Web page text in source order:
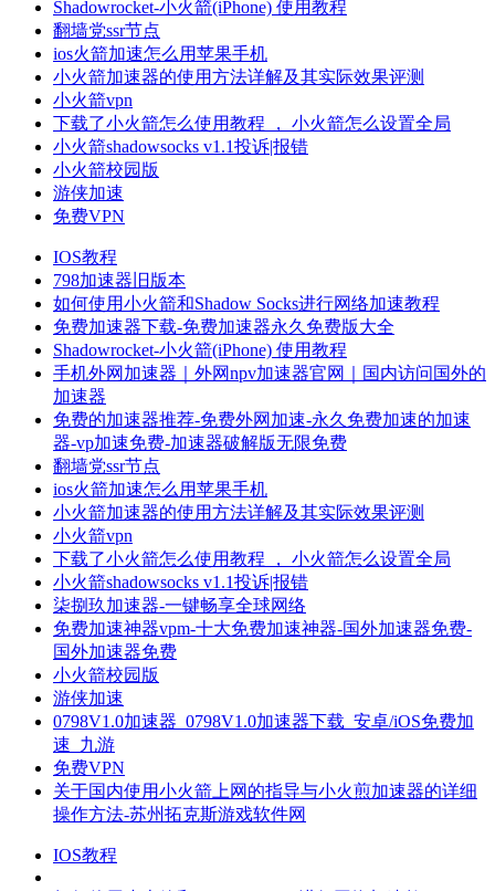
Shadowrocket-小火箭(iPhone) 使用教程
翻墙党ssr节点
ios火箭加速怎么用苹果手机
小火箭加速器的使用方法详解及其实际效果评测
小火箭vpn
下载了小火箭怎么使用教程 ， 小火箭怎么设置全局
小火箭shadowsocks v1.1投诉|报错
小火箭校园版
游侠加速
免费VPN
IOS教程
798加速器旧版本
如何使用小火箭和Shadow Socks进行网络加速教程
免费加速器下载-免费加速器永久免费版大全
Shadowrocket-小火箭(iPhone) 使用教程
手机外网加速器｜外网npv加速器官网｜国内访问国外的
加速器
免费的加速器推荐-免费外网加速-永久免费加速的加速
器-vp加速免费-加速器破解版无限免费
翻墙党ssr节点
ios火箭加速怎么用苹果手机
小火箭加速器的使用方法详解及其实际效果评测
小火箭vpn
下载了小火箭怎么使用教程 ， 小火箭怎么设置全局
小火箭shadowsocks v1.1投诉|报错
柒捌玖加速器-一键畅享全球网络
免费加速神器vpm-十大免费加速神器-国外加速器免费-
国外加速器免费
小火箭校园版
游侠加速
0798V1.0加速器_0798V1.0加速器下载_安卓/iOS免费加
速_九游
免费VPN
关于国内使用小火箭上网的指导与小火煎加速器的详细
操作方法-苏州拓克斯游戏软件网
IOS教程